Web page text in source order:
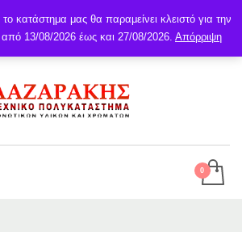
κατάστημα μας θα παραμείνει κλειστό για την
από 13/08/2026 έως και 27/08/2026. Απόρριψη